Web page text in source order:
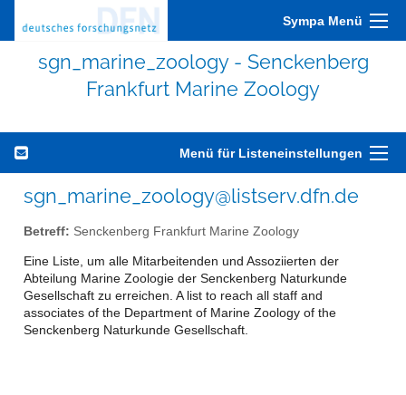
Sympa Menü
sgn_marine_zoology - Senckenberg
Frankfurt Marine Zoology
Menü für Listeneinstellungen
sgn_marine_zoology@listserv.dfn.de
Betreff: Senckenberg Frankfurt Marine Zoology
Eine Liste, um alle Mitarbeitenden und Assoziierten der
Abteilung Marine Zoologie der Senckenberg Naturkunde
Gesellschaft zu erreichen. A list to reach all staff and
associates of the Department of Marine Zoology of the
Senckenberg Naturkunde Gesellschaft.